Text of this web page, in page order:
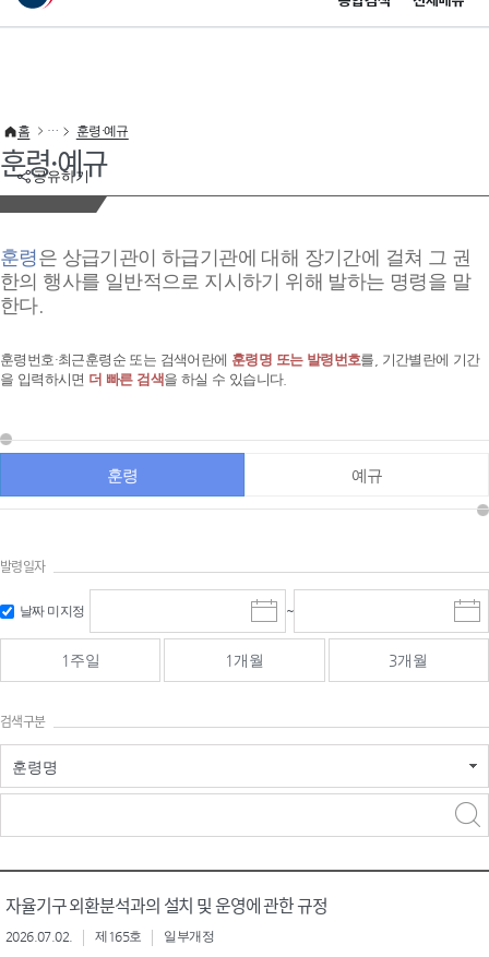
이 누리집은 대한민국 공식 전자정부 누리집입니다.
공유하기
홈 훈령·예규
훈령·예규
훈령은 상급기관이 하급기관에 대해 장기간에 걸쳐 그 권
한의 행사를 일반적으로 지시하기 위해 발하는 명령을 말
한다.
훈령번호·최근훈령순 또는 검색어란에 훈령명 또는 발령번호를, 기간별란에 기간
을 입력하시면 더 빠른 검색 을 하실 수 있습니다.
훈령 예규
발령일자
날짜 미지정
시
작
일
선
~
마
감
선
1주일 1개월 3개월
검색구분
훈령명
자율기구 외환분석과의 설치 및 운영에 관한 규정
2026.07.02. 제165호 일부개정